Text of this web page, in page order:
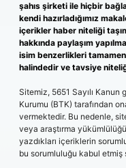
şahıs şirketi ile hiçbir
kendi hazırladığımız
içerikler haber niteliği
hakkında paylaşım
isim benzerlikleri
halindedir ve tavsiye
Sitemiz, 5651 Sayılı
Kurumu (BTK) tarafından
vermektedir. Bu nedenle,
veya araştırma
yazdıkları içeriklerin
bu sorumluluğu kabul etmiş